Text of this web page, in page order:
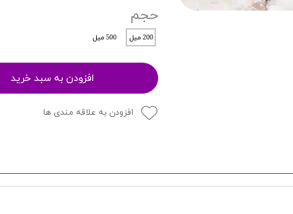
حجم
200 میل 500 میل
افزودن به سبد خرید
افزودن به علاقه مندی ها